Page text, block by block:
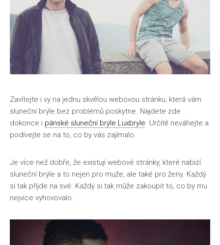
Zavítejte i vy na jednu skvělou webovou stránku, která vám
sluneční brýle bez problémů poskytne. Najdete zde
dokonce i pánské sluneční brýle Luxbryle. Určitě neváhejte a
podívejte se na to, co by vás zajímalo.
Je více než dobře, že existují webové stránky, které nabízí
sluneční brýle a to nejen pro muže, ale také pro ženy. Každý
si tak přijde na své. Každý si tak může zakoupit to, co by mu
nejvíce vyhovovalo.